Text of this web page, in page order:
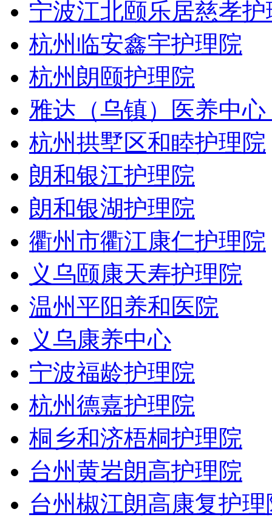
宁波江北颐乐居慈孝护
杭州临安鑫宇护理院
杭州朗颐护理院
雅达（乌镇）医养中
杭州拱墅区和睦护理院
朗和银江护理院
朗和银湖护理院
衢州市衢江康仁护理院
义乌颐康天寿护理院
温州平阳养和医院
义乌康养中心
宁波福龄护理院
杭州德嘉护理院
桐乡和济梧桐护理院
台州黄岩朗高护理院
台州椒江朗高康复护理